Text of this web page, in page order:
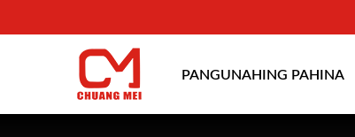
PANGUNAHING PAHINA